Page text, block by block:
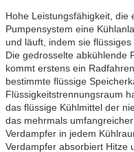
Hohe Leistungsfähigkeit,
Pumpensystem eine
und läuft, indem sie
Die gedrosselte abkühlende
kommt erstens ein
bestimmte flüssige
Flüssigkeitstrennungsraum
das flüssige Kühlmittel der
das mehrmals
Verdampfer in jedem
Verdampfer absorbiert Hitze